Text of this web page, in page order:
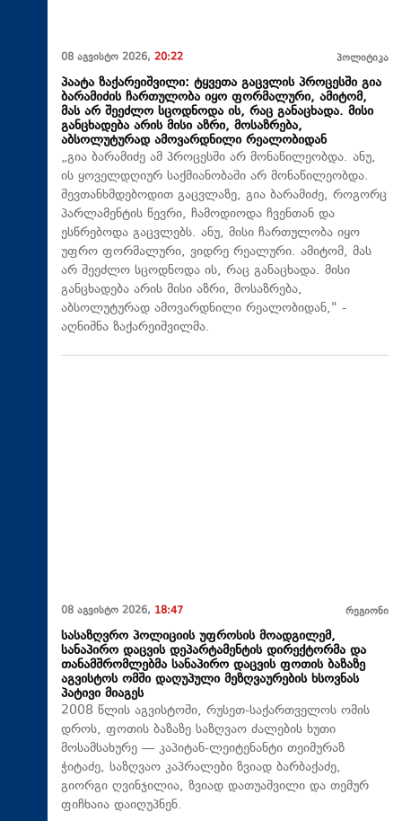
08 აგვისტო 2026, 20:22 პოლიტიკა
პაატა ზაქარეიშვილი: ტყვეთა გაცვლის პროცესში გია
ბარამიძის ჩართულობა იყო ფორმალური, ამიტომ,
მას არ შეეძლო სცოდნოდა ის, რაც განაცხადა. მისი
განცხადება არის მისი აზრი, მოსაზრება,
აბსოლუტურად ამოვარდნილი რეალობიდან
„გია ბარამიძე ამ პროცესში არ მონაწილეობდა. ანუ,
ის ყოველდღიურ საქმიანობაში არ მონაწილეობდა.
შევთანხმდებოდით გაცვლაზე, გია ბარამიძე, როგორც
პარლამენტის წევრი, ჩამოდიოდა ჩვენთან და
ესწრებოდა გაცვლებს. ანუ, მისი ჩართულობა იყო
უფრო ფორმალური, ვიდრე რეალური. ამიტომ, მას
არ შეეძლო სცოდნოდა ის, რაც განაცხადა. მისი
განცხადება არის მისი აზრი, მოსაზრება,
აბსოლუტურად ამოვარდნილი რეალობიდან," -
აღნიშნა ზაქარეიშვილმა.
08 აგვისტო 2026, 18:47 რეგიონი
სასაზღვრო პოლიციის უფროსის მოადგილემ,
სანაპირო დაცვის დეპარტამენტის დირექტორმა და
თანამშრომლებმა სანაპირო დაცვის ფოთის ბაზაზე
აგვისტოს ომში დაღუპული მეზღვაურების ხსოვნას
პატივი მიაგეს
2008 წლის აგვისტოში, რუსეთ-საქართველოს ომის
დროს, ფოთის ბაზაზე საზღვაო ძალების ხუთი
მოსამსახურე — კაპიტან-ლეიტენანტი თეიმურაზ
ჭიტაძე, საზღვაო კაპრალები ზვიად ბარბაქაძე,
გიორგი ღვინჯილია, ზვიად დათუაშვილი და თემურ
ფიჩხაია დაიღუპნენ.